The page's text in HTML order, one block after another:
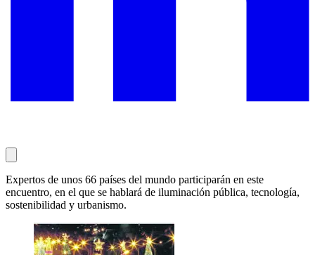
Expertos de unos 66 países del mundo participarán en este
encuentro, en el que se hablará de iluminación pública, tecnología,
sostenibilidad y urbanismo.